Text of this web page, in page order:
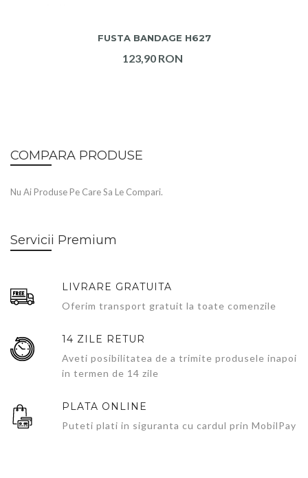
FUSTA BANDAGE H627
123,90 RON
COMPARA PRODUSE
Nu Ai Produse Pe Care Sa Le Compari.
Servicii Premium
LIVRARE GRATUITA
Oferim transport gratuit la toate comenzile
14 ZILE RETUR
Aveti posibilitatea de a trimite produsele inapoi
in termen de 14 zile
PLATA ONLINE
Puteti plati in siguranta cu cardul prin MobilPay